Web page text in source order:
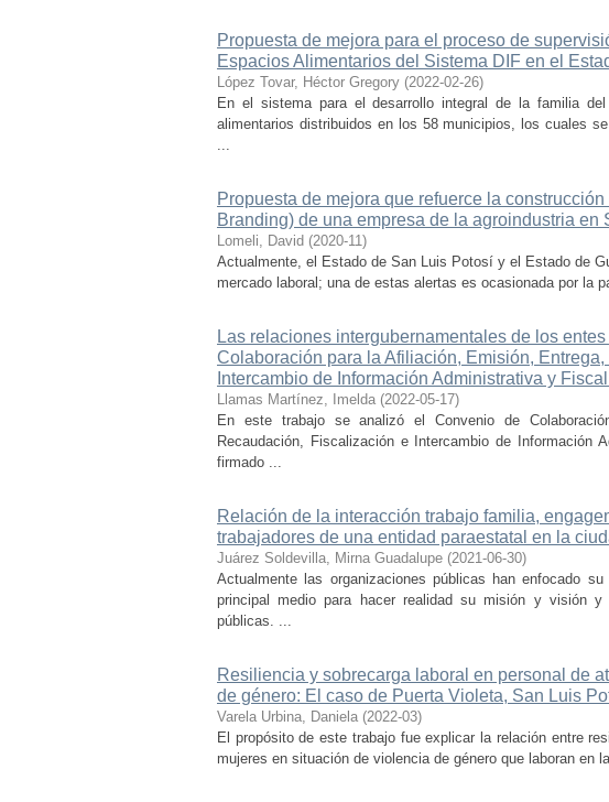
Propuesta de mejora para el proceso de
Espacios Alimentarios del Sistema DIF en el
López Tovar, Héctor Gregory (2022-02-26)
En el sistema para el desarrollo integral de la familia
alimentarios distribuidos en los 58 municipios, los cuales
...
Propuesta de mejora que refuerce la
Branding) de una empresa de la agroindustria en
Lomeli, David (2020-11)
Actualmente, el Estado de San Luis Potosí y el Estado de
mercado laboral; una de estas alertas es ocasionada por la
Las relaciones intergubernamentales de los
Colaboración para la Afiliación, Emisión,
Intercambio de Información Administrativa y
Llamas Martínez, Imelda (2022-05-17)
En este trabajo se analizó el Convenio de
Recaudación, Fiscalización e Intercambio de
firmado ...
Relación de la interacción trabajo familia,
trabajadores de una entidad paraestatal en la
Juárez Soldevilla, Mirna Guadalupe (2021-06-30)
Actualmente las organizaciones públicas han enfocado
principal medio para hacer realidad su misión y visión
públicas. ...
Resiliencia y sobrecarga laboral en personal de
de género: El caso de Puerta Violeta, San Luis
Varela Urbina, Daniela (2022-03)
El propósito de este trabajo fue explicar la relación entre
mujeres en situación de violencia de género que laboran en